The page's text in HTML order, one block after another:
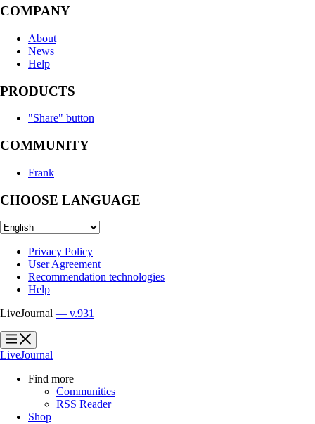
COMPANY
About
News
Help
PRODUCTS
"Share" button
COMMUNITY
Frank
CHOOSE LANGUAGE
Privacy Policy
User Agreement
Recommendation technologies
Help
LiveJournal — v.931
?
?
LiveJournal
Find more
Communities
RSS Reader
Shop